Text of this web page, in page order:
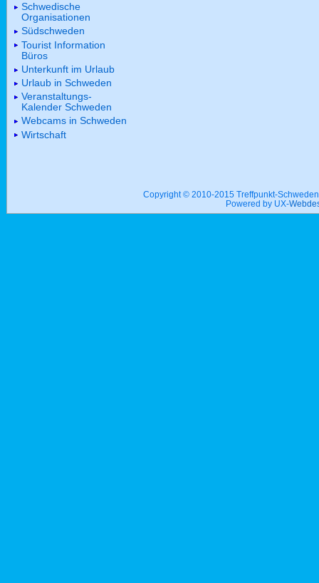
Schwedische
Organisationen
Südschweden
Tourist Information
Büros
Unterkunft im Urlaub
Urlaub in Schweden
Veranstaltungs-
Kalender Schweden
Webcams in Schweden
Wirtschaft
Copyright © 2010-2015 Treffpunkt-
Powered by UX-